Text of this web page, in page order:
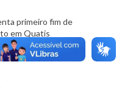
primeiro fim de
em Quatis